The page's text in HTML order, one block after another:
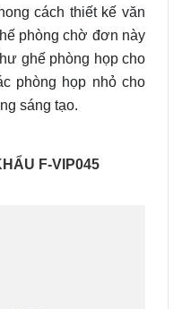
cách thiết kế văn
phòng chờ đơn này
ghế phòng họp cho
phòng họp nhỏ cho
sáng tạo.
F-VIP045